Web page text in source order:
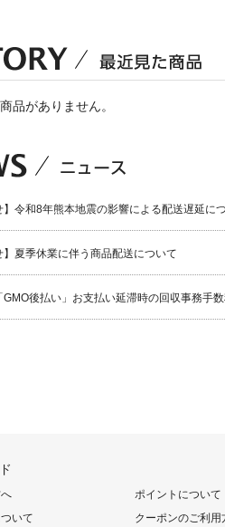
品がありません。
】令和8年熊本地震の影響による配送遅延に
】夏季休業に伴う商品配送について
GMO後払い」お支払い延滞時の回収事務手
いて
ポイントについて
クーポンのご利用